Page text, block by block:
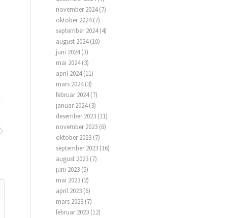
november 2024(7)
oktober 2024(7)
september 2024(4)
august 2024(10)
juni 2024(3)
mai 2024(3)
april 2024(11)
mars 2024(3)
februar 2024(7)
januar 2024(3)
desember 2023 (11)
november 2023 (6)
oktober 2023 (7)
september 2023 (16)
august 2023 (7)
juni 2023 (5)
mai 2023 (2)
april 2023 (6)
mars 2023 (7)
februar 2023 (12)